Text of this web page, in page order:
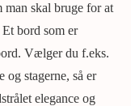
man skal bruge for at
bord som er
Vælger du f.eks.
og stagerne, så er
elegance og